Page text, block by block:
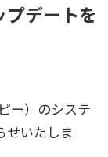
デートを
ー）のシステ
せいたしま